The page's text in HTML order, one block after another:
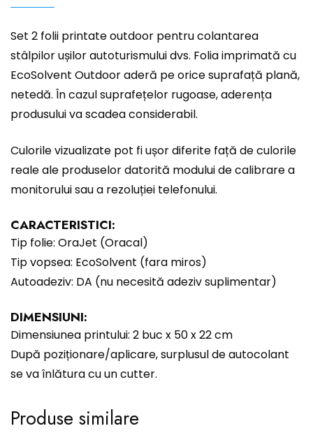
Set 2 folii printate outdoor pentru colantarea
stâlpilor ușilor autoturismului dvs. Folia imprimată cu
EcoSolvent Outdoor aderă pe orice suprafață plană,
netedă. În cazul suprafețelor rugoase, aderența
produsului va scadea considerabil.
Culorile vizualizate pot fi ușor diferite față de culorile
reale ale produselor datorită modului de calibrare a
monitorului sau a rezoluției telefonului.
CARACTERISTICI:
Tip folie: OraJet (Oracal)
Tip vopsea: EcoSolvent (fara miros)
Autoadeziv: DA (nu necesită adeziv suplimentar)
DIMENSIUNI:
Dimensiunea printului: 2 buc x 50 x 22 cm
După poziționare/aplicare, surplusul de autocolant
se va înlătura cu un cutter.
Produse similare